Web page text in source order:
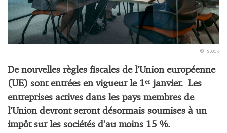
© istock
De nouvelles règles fiscales de l’Union européenne
(UE) sont entrées en vigueur le 1er janvier. Les
entreprises actives dans les pays membres de
l’Union devront seront désormais soumises à un
impôt sur les sociétés d’au moins 15 %.